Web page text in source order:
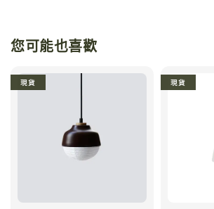
您可能也喜歡
現貨 現貨